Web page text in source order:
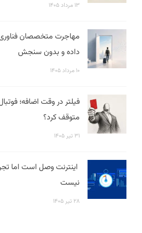
۱۳ مرداد ۱۴۰۵
مهاجرت متخصصان
داده و بدون سنجش
۱۰ مرداد ۱۴۰۵
متوقف کرد؟
۳۱ تیر ۱۴۰۵
اینترنت وصل است اما
نیست
۲۸ تیر ۱۴۰۵